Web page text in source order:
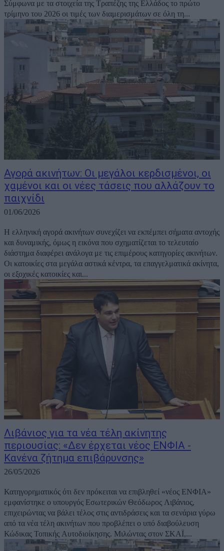
Σύμφωνα με τα στοιχεία της Τραπέζης της Ελλάδος το πρώτο
τρίμηνο του 2026 οι τιμές των διαμερισμάτων σε όλη τη...
Αγορά ακινήτων: Οι μεγάλοι κερδισμένοι, οι
χαμένοι και οι νέες τάσεις που αλλάζουν το
παιχνίδι
01/06/2026
Η ελληνική αγορά ακινήτων συνεχίζει να εκπέμπει σήματα αντοχής
και δυναμικής, όμως η εικόνα που σχηματίζεται το τελευταίο
διάστημα διαφέρει ανάλογα με τις επιμέρους κατηγορίες ακινήτων.
Οι κατοικίες στα μεγάλα αστικά κέντρα, τα επαγγελματικά ακίνητα,
οι εξοχικές κατοικίες και...
Λιβάνιος για τα νέα τέλη ακίνητης
περιουσίας: «Δεν έρχεται νέος ΕΝΦΙΑ -
Kανένα ζήτημα επιβάρυνσης»
26/05/2026
Κατηγορηματικός ότι δεν πρόκειται να επιβληθεί «νέος ΕΝΦΙΑ»
εμφανίστηκε ο υπουργός Εσωτερικών Θεόδωρος Λιβάνιος,
επιχειρώντας να βάλει τέλος στις αντιδράσεις και τα σενάρια γύρω
από τα νέα τέλη ακινήτων που προβλέπει ο υπό διαβούλευση
Κώδικας Τοπικής Αυτοδιοίκησης. Μιλώντας στον ΣΚΑΪ,...